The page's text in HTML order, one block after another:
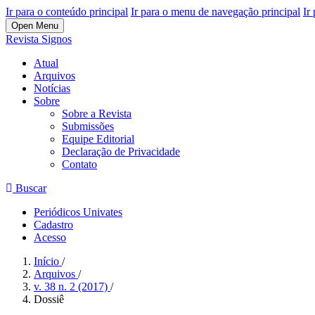
Ir para o conteúdo principal Ir para o menu de navegação principal Ir
Open Menu
Revista Signos
Atual
Arquivos
Notícias
Sobre
Sobre a Revista
Submissões
Equipe Editorial
Declaração de Privacidade
Contato
Buscar
Periódicos Univates
Cadastro
Acesso
Início /
Arquivos /
v. 38 n. 2 (2017) /
Dossiê